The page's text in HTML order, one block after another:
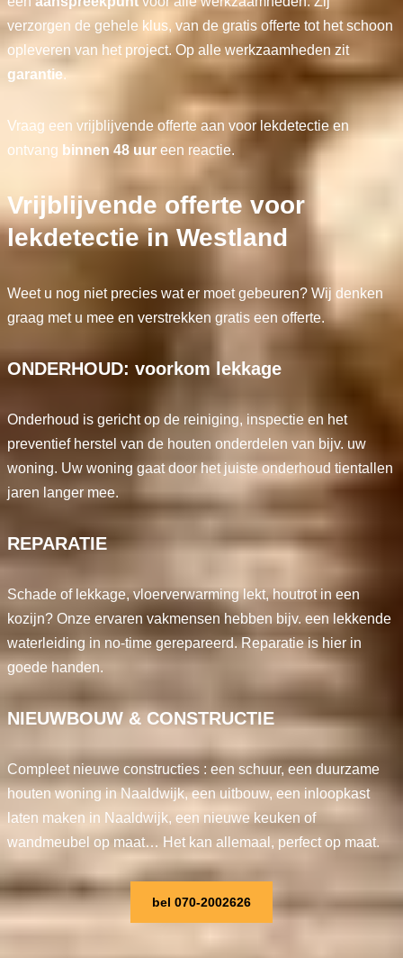
verzorgen de gehele klus, van de gratis offerte tot het schoon
opleveren van het project. Op alle werkzaamheden zit
garantie.
Vraag een vrijblijvende offerte aan voor lekdetectie en
ontvang binnen 48 uureen reactie.
Vrijblijvende offerte voor
lekdetectie in Westland
Weet u nog niet precies wat er moet gebeuren? Wij denken
graag met u mee en verstrekken gratis een offerte.
ONDERHOUD: voorkom lekkage
Onderhoud is gericht op de reiniging, inspectie en het
preventief herstel van de houten onderdelen van bijv. uw
woning. Uw woning gaat door het juiste onderhoud tientallen
jaren langer mee.
REPARATIE
Schade of lekkage, vloerverwarming lekt, houtrot in een
kozijn? Onze ervaren vakmensen hebben bijv. een lekkende
waterleiding in no-time gerepareerd. Reparatie is hier in
goede handen.
NIEUWBOUW & CONSTRUCTIE
Compleet nieuwe constructies : een schuur, een duurzame
houten woning in Naaldwijk, een uitbouw, een inloopkast
laten maken in Naaldwijk, een nieuwe keuken of
wandmeubel op maat… Het kan allemaal, perfect op maat.
bel 070-2002626